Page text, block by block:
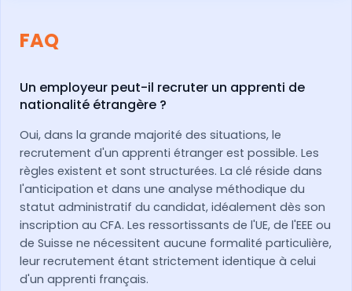
FAQ
Un employeur peut-il recruter un apprenti de
nationalité étrangère ?
Oui, dans la grande majorité des situations, le
recrutement d'un apprenti étranger est possible. Les
règles existent et sont structurées. La clé réside dans
l'anticipation et dans une analyse méthodique du
statut administratif du candidat, idéalement dès son
inscription au CFA. Les ressortissants de l'UE, de l'EEE ou
de Suisse ne nécessitent aucune formalité particulière,
leur recrutement étant strictement identique à celui
d'un apprenti français.